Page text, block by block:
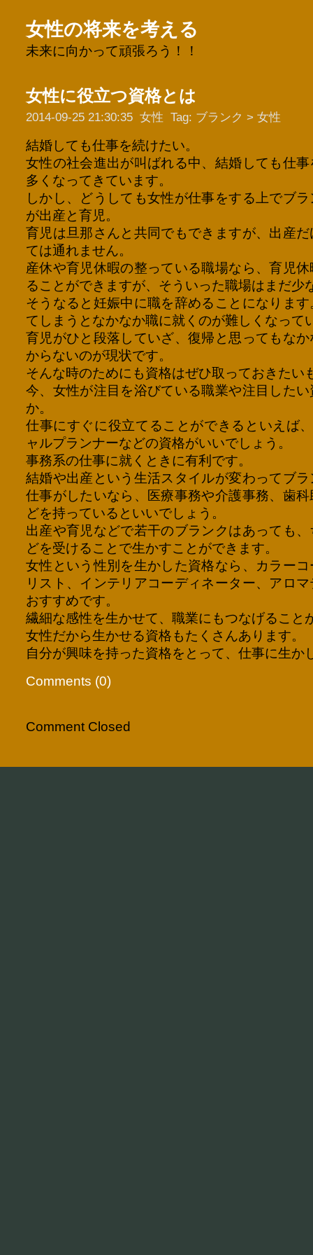
女性の将来を考える
未来に向かって頑張ろう！！
女性に役立つ資格とは
2014-09-25 21:30:35 女性 Tag: ブランク > 女性
結婚しても仕事を続けたい。
女性の社会進出が叫ばれる中、結婚しても仕
多くなってきています。
しかし、どうしても女性が仕事をする上でブ
が出産と育児。
育児は旦那さんと共同でもできますが、出産
ては通れません。
産休や育児休暇の整っている職場なら、育児
ることができますが、そういった職場はまだ少
そうなると妊娠中に職を辞めることになりま
てしまうとなかなか職に就くのが難しくなって
育児がひと段落していざ、復帰と思ってもな
からないのが現状です。
そんな時のためにも資格はぜひ取っておきたい
今、女性が注目を浴びている職業や注目した
か。
仕事にすぐに役立てることができるといえば
ャルプランナーなどの資格がいいでしょう。
事務系の仕事に就くときに有利です。
結婚や出産という生活スタイルが変わってブ
仕事がしたいなら、医療事務や介護事務、歯
どを持っているといいでしょう。
出産や育児などで若干のブランクはあっても
どを受けることで生かすことができます。
女性という性別を生かした資格なら、カラー
リスト、インテリアコーディネーター、アロ
おすすめです。
繊細な感性を生かせて、職業にもつなげること
女性だから生かせる資格もたくさんあります。
自分が興味を持った資格をとって、仕事に生か
Comments (0)
Comment Closed